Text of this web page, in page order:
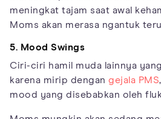
meningkat tajam saat awal
Moms akan merasa ngantuk
5. Mood Swings
Ciri-ciri hamil muda lainnya
karena mirip dengan gejala PMS
mood yang disebabkan oleh